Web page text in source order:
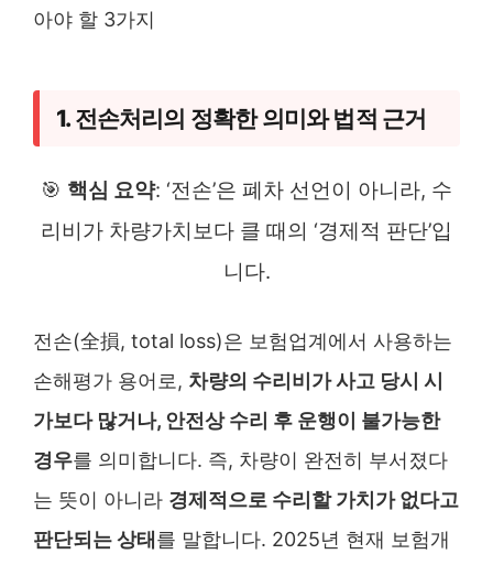
1. 전손처리의 정확한 의미와 법적 근거
🎯 핵심 요약: ‘전손’은 폐차 선언이 아니라, 수
리비가 차량가치보다 클 때의 ‘경제적 판단’입
니다.
전손(全損, total loss)은 보험업계에서 사용하는
손해평가 용어로, 차량의 수리비가 사고 당시 시
가보다 많거나, 안전상 수리 후 운행이 불가능한
경우를 의미합니다. 즉, 차량이 완전히 부서졌다
는 뜻이 아니라 경제적으로 수리할 가치가 없다고
판단되는 상태 를 말합니다. 2025년 현재 보험개